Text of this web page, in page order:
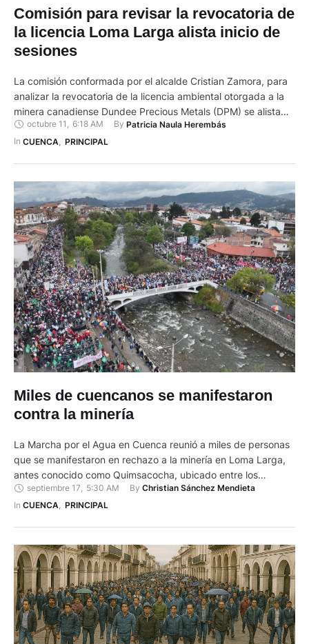
Comisión para revisar la revocatoria de
la licencia Loma Larga alista inicio de
sesiones
La comisión conformada por el alcalde Cristian Zamora, para
analizar la revocatoria de la licencia ambiental otorgada a la
minera canadiense Dundee Precious Metals (DPM) se alista
para iniciar su trabajo. Se prevé que los delegados de
universidades, gremios y expertos mantengan su primera
octubre 11 , 6:18 AM By Patricia Naula Herembás
In CUENCA PRINCIPAL
Miles de cuencanos se manifestaron
contra la minería
La Marcha por el Agua en Cuenca reunió a miles de personas
que se manifestaron en rechazo a la minería en Loma Larga,
antes conocido como Quimsacocha, ubicado entre los
cantones Cuenca y San Fernando, en Azuay. En la jornada
quedaron al margen las diferencias políticas y partidistas.
septiembre 17 5:30 AM By Christian Sánchez Mendieta
In CUENCA, PRINCIPAL